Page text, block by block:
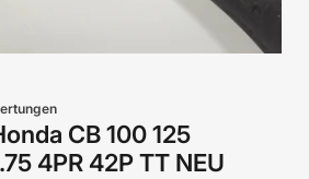
CB 100 125
4PR 42P TT NEU